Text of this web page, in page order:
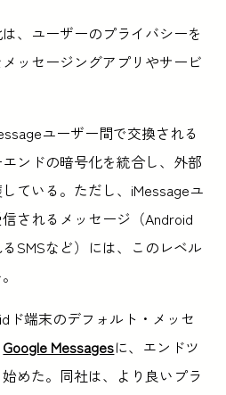
、ユーザーのプライバシーを
ッセージングアプリやサービ
ユーザー間で交換される
ンドの暗号化を統合し、外部
ている。ただし、iMessageユ
されるメッセージ（Android
SMSなど）には、このレベル
ド端末のデフォルト・メッセ
Google Messagesに、エンドツ
めた。同社は、より良いプラ